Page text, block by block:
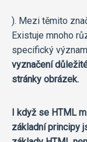
). Mezi těmito
Existuje mnoho
specifický
vyznačení
stránky obrázek.
I když se HTML
základní principy